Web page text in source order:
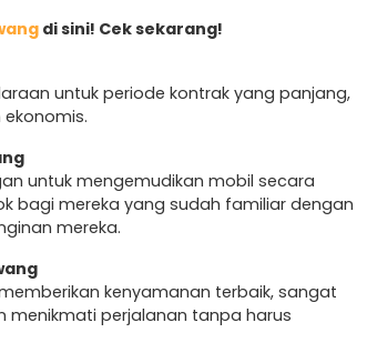
di sini! Cek sekarang!
untuk periode kontrak yang panjang,
untuk mengemudikan mobil secara
bagi mereka yang sudah familiar dengan
mereka.
kenyamanan terbaik, sangat
perjalanan tanpa harus